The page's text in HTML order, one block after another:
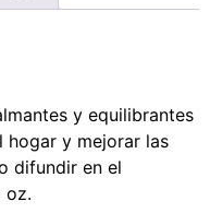
y equilibrantes
hogar y mejorar las
difundir en el
oz.